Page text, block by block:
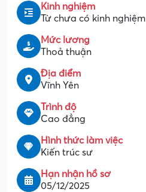
Kinh nghiệm
Từ chưa có kinh nghiệm
Mức lương
Thoả thuận
Địa điểm
Vĩnh Yên
Trình độ
Cao đẳng
Hình thức làm việc
Kiến trúc sư
Hạn nhận hồ sơ
05/12/2025